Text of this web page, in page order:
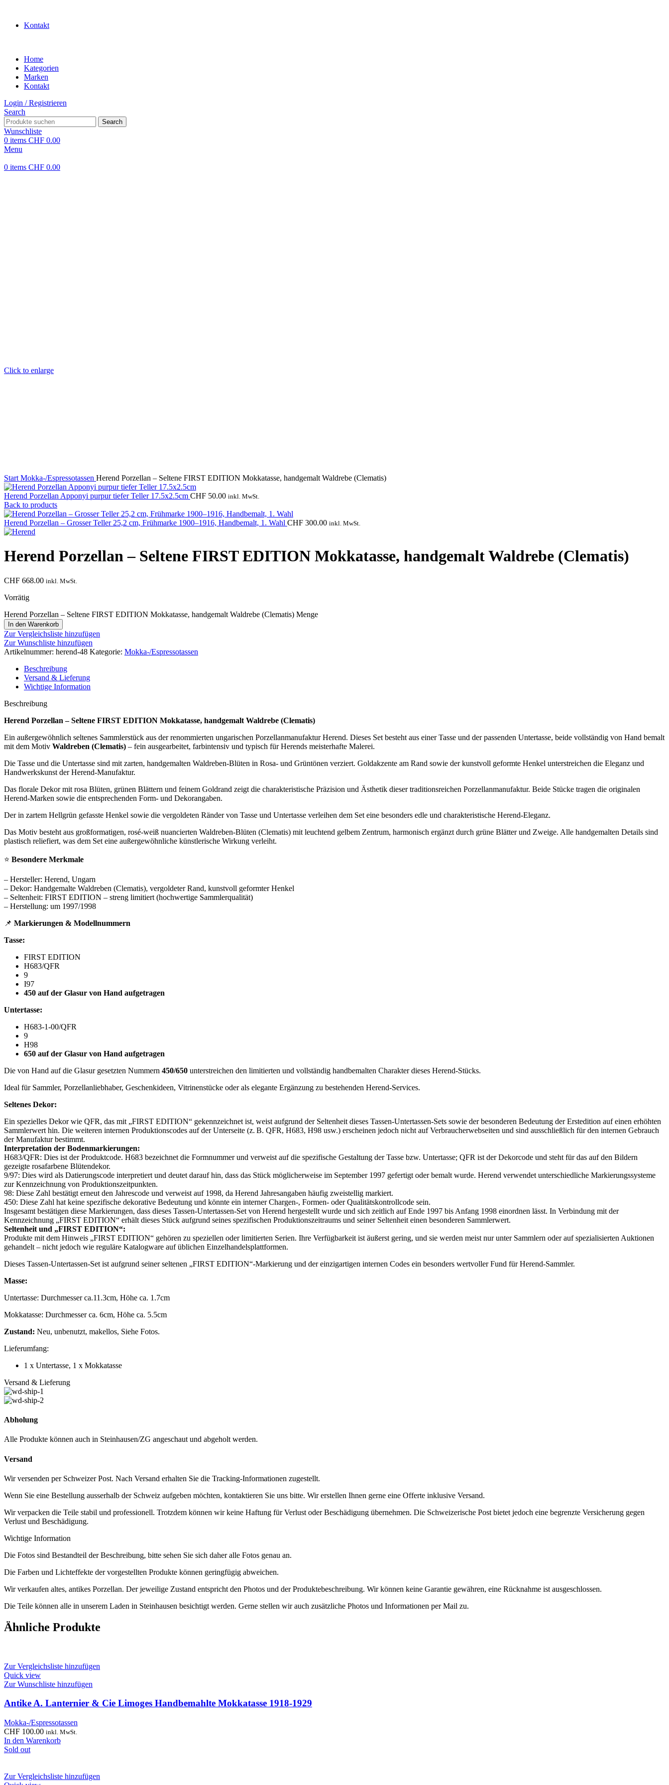
Kontakt
Home
Kategorien
Marken
Kontakt
Login / Registrieren
Search
Search
Wunschliste
0 items CHF 0.00
Menu
0 items CHF 0.00
Click to enlarge
Start Mokka-/Espressotassen Herend Porzellan – Seltene FIRST EDITION Mokkatasse, handgemalt Waldrebe (Clematis)
Herend Porzellan Apponyi purpur tiefer Teller 17.5x2.5cm CHF 50.00 inkl. MwSt.
Back to products
Herend Porzellan – Grosser Teller 25,2 cm, Frühmarke 1900–1916, Handbemalt, 1. Wahl CHF 300.00 inkl. MwSt.
Herend Porzellan – Seltene FIRST EDITION Mokkatasse, handgemalt Waldrebe (Clematis)
CHF 668.00 inkl. MwSt.
Vorrätig
Herend Porzellan – Seltene FIRST EDITION Mokkatasse, handgemalt Waldrebe (Clematis) Menge
In den Warenkorb
Zur Vergleichsliste hinzufügen
Zur Wunschliste hinzufügen
Artikelnummer: herend-48 Kategorie: Mokka-/Espressotassen
Beschreibung
Versand & Lieferung
Wichtige Information
Beschreibung
Herend Porzellan – Seltene FIRST EDITION Mokkatasse, handgemalt Waldrebe (Clematis)
Ein außergewöhnlich seltenes Sammlerstück aus der renommierten ungarischen Porzellanmanufaktur Herend. Dieses Set besteht aus einer Tasse und der passenden Untertasse, beide vollständig von Hand bemalt
mit dem Motiv Waldreben (Clematis) – fein ausgearbeitet, farbintensiv und typisch für Herends meisterhafte Malerei.
Die Tasse und die Untertasse sind mit zarten, handgemalten Waldreben‑Blüten in Rosa‑ und Grüntönen verziert. Goldakzente am Rand sowie der kunstvoll geformte Henkel unterstreichen die Eleganz und
Handwerkskunst der Herend‑Manufaktur.
Das florale Dekor mit rosa Blüten, grünen Blättern und feinem Goldrand zeigt die charakteristische Präzision und Ästhetik dieser traditionsreichen Porzellanmanufaktur. Beide Stücke tragen die originalen
Herend‑Marken sowie die entsprechenden Form‑ und Dekorangaben.
Der in zartem Hellgrün gefasste Henkel sowie die vergoldeten Ränder von Tasse und Untertasse verleihen dem Set eine besonders edle und charakteristische Herend‑Eleganz.
Das Motiv besteht aus großformatigen, rosé‑weiß nuancierten Waldreben‑Blüten (Clematis) mit leuchtend gelbem Zentrum, harmonisch ergänzt durch grüne Blätter und Zweige. Alle handgemalten Details sind
plastisch reliefiert, was dem Set eine außergewöhnliche künstlerische Wirkung verleiht.
⭐ Besondere Merkmale
– Hersteller: Herend, Ungarn
– Dekor: Handgemalte Waldreben (Clematis), vergoldeter Rand, kunstvoll geformter Henkel
– Seltenheit: FIRST EDITION – streng limitiert (hochwertige Sammlerqualität)
– Herstellung: um 1997/1998
📌 Markierungen & Modellnummern
Tasse:
FIRST EDITION
H683/QFR
9
I97
450 auf der Glasur von Hand aufgetragen
Untertasse:
H683‑1‑00/QFR
9
H98
650 auf der Glasur von Hand aufgetragen
Die von Hand auf die Glasur gesetzten Nummern 450/650 unterstreichen den limitierten und vollständig handbemalten Charakter dieses Herend‑Stücks.
Ideal für Sammler, Porzellanliebhaber, Geschenkideen, Vitrinenstücke oder als elegante Ergänzung zu bestehenden Herend‑Services.
Seltenes Dekor:
Ein spezielles Dekor wie QFR, das mit „FIRST EDITION“ gekennzeichnet ist, weist aufgrund der Seltenheit dieses Tassen‑Untertassen‑Sets sowie der besonderen Bedeutung der Erstedition auf einen erhöhten
Sammlerwert hin. Die weiteren internen Produktionscodes auf der Unterseite (z. B. QFR, H683, H98 usw.) erscheinen jedoch nicht auf Verbraucherwebseiten und sind ausschließlich für den internen Gebrauch
der Manufaktur bestimmt.
Interpretation der Bodenmarkierungen:
H683/QFR: Dies ist der Produktcode. H683 bezeichnet die Formnummer und verweist auf die spezifische Gestaltung der Tasse bzw. Untertasse; QFR ist der Dekorcode und steht für das auf den Bildern
gezeigte rosafarbene Blütendekor.
9/97: Dies wird als Datierungscode interpretiert und deutet darauf hin, dass das Stück möglicherweise im September 1997 gefertigt oder bemalt wurde. Herend verwendet unterschiedliche Markierungssysteme
zur Kennzeichnung von Produktionszeitpunkten.
98: Diese Zahl bestätigt erneut den Jahrescode und verweist auf 1998, da Herend Jahresangaben häufig zweistellig markiert.
450: Diese Zahl hat keine spezifische dekorative Bedeutung und könnte ein interner Chargen‑, Formen‑ oder Qualitätskontrollcode sein.
Insgesamt bestätigen diese Markierungen, dass dieses Tassen‑Untertassen‑Set von Herend hergestellt wurde und sich zeitlich auf Ende 1997 bis Anfang 1998 einordnen lässt. In Verbindung mit der
Kennzeichnung „FIRST EDITION“ erhält dieses Stück aufgrund seines spezifischen Produktionszeitraums und seiner Seltenheit einen besonderen Sammlerwert.
Seltenheit und „FIRST EDITION“:
Produkte mit dem Hinweis „FIRST EDITION“ gehören zu speziellen oder limitierten Serien. Ihre Verfügbarkeit ist äußerst gering, und sie werden meist nur unter Sammlern oder auf spezialisierten Auktionen
gehandelt – nicht jedoch wie reguläre Katalogware auf üblichen Einzelhandelsplattformen.
Dieses Tassen‑Untertassen‑Set ist aufgrund seiner seltenen „FIRST EDITION“-Markierung und der einzigartigen internen Codes ein besonders wertvoller Fund für Herend‑Sammler.
Masse:
Untertasse: Durchmesser ca.11.3cm, Höhe ca. 1.7cm
Mokkatasse: Durchmesser ca. 6cm, Höhe ca. 5.5cm
Zustand: Neu, unbenutzt, makellos, Siehe Fotos.
Lieferumfang:
1 x Untertasse, 1 x Mokkatasse
Versand & Lieferung
Abholung
Alle Produkte können auch in Steinhausen/ZG angeschaut und abgeholt werden.
Versand
Wir versenden per Schweizer Post. Nach Versand erhalten Sie die Tracking-Informationen zugestellt.
Wenn Sie eine Bestellung ausserhalb der Schweiz aufgeben möchten, kontaktieren Sie uns bitte. Wir erstellen Ihnen gerne eine Offerte inklusive Versand.
Wir verpacken die Teile stabil und professionell. Trotzdem können wir keine Haftung für Verlust oder Beschädigung übernehmen. Die Schweizerische Post bietet jedoch eine begrenzte Versicherung gegen
Verlust und Beschädigung.
Wichtige Information
Die Fotos sind Bestandteil der Beschreibung, bitte sehen Sie sich daher alle Fotos genau an.
Die Farben und Lichteffekte der vorgestellten Produkte können geringfügig abweichen.
Wir verkaufen altes, antikes Porzellan. Der jeweilige Zustand entspricht den Photos und der Produktebeschreibung. Wir können keine Garantie gewähren, eine Rücknahme ist ausgeschlossen.
Die Teile können alle in unserem Laden in Steinhausen besichtigt werden. Gerne stellen wir auch zusätzliche Photos und Informationen per Mail zu.
Ähnliche Produkte
Zur Vergleichsliste hinzufügen
Quick view
Zur Wunschliste hinzufügen
Antike A. Lanternier & Cie Limoges Handbemahlte Mokkatasse 1918-1929
Mokka-/Espressotassen
CHF 100.00 inkl. MwSt.
In den Warenkorb
Sold out
Zur Vergleichsliste hinzufügen